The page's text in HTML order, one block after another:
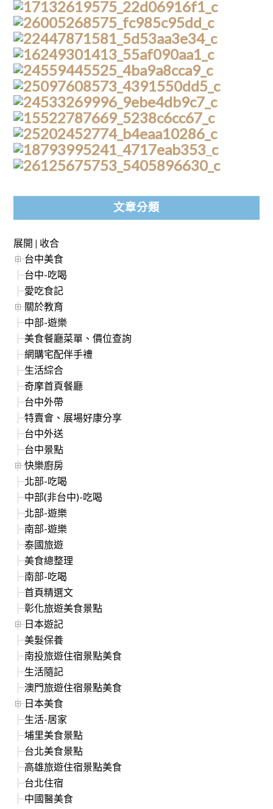
文章分類
展開 | 收合
台中美食
台中-吃喝
愛吃食記
關於教育
中部-遊樂
美食餐廳菜單、價位查詢
網購宅配伴手禮
生活綜合
奇摩首頁餐廳
台中外帶
特賣會、展場好康分享
台中外送
台中景點
快樂廚房
北部-吃喝
中部(非台中)-吃喝
北部-遊樂
南部-遊樂
泰國旅遊
美食總整理
南部-吃喝
首頁精選文
彰化旅遊美食景點
日本遊記
美髮保養
南投旅遊住宿景點美食
生活隨記
澳門旅遊住宿景點美食
日本美食
生活-居家
埔里美食景點
台北美食景點
高雄旅遊住宿景點美食
台北住宿
中國醫美食